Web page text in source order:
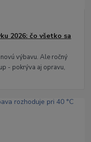
2026: čo všetko sa
výbavu. Ale ročný
- pokrýva aj opravu,